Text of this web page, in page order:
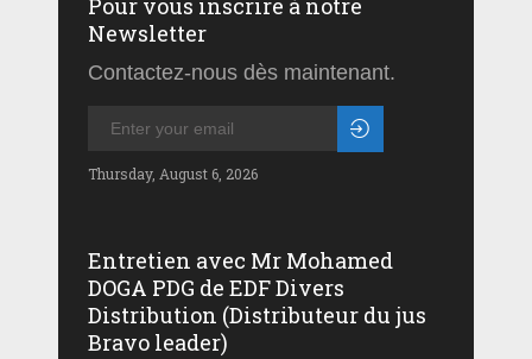
Pour vous inscrire à notre
Newsletter
Contactez-nous dès maintenant.
Thursday, August 6, 2026
Entretien avec Mr Mohamed
DOGA PDG de EDF Divers
Distribution (Distributeur du jus
Bravo leader)